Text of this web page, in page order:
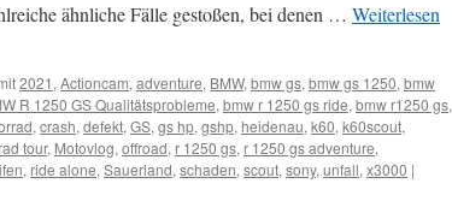
ähnliche Fälle gestoßen, bei denen … Weiterlesen
2021 , Actioncam, adventure, BMW, bmw gs, bmw gs 1250, bmw
R 1250 GS Qualitätsprobleme, bmw r 1250 gs ride, bmw r1250 gs,
, crash, defekt, GS, gs hp, gshp, heidenau, k60, k60scout,
tour, Motovlog, offroad, r 1250 gs, r 1250 gs adventure,
, ride alone, Sauerland, schaden, scout, sony, unfall, x3000 |